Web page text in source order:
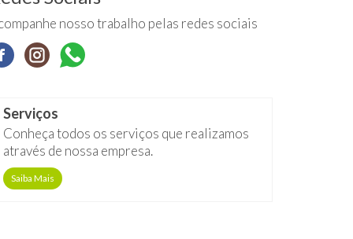
nosso trabalho pelas redes sociais
Serviços
Conheça todos os serviços que realizamos
através de nossa empresa.
Saiba Mais